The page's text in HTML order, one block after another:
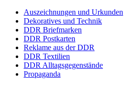
Auszeichnungen und Urkunden
Dekoratives und Technik
DDR Briefmarken
DDR Postkarten
Reklame aus der DDR
DDR Textilien
DDR Alltagsgegenstände
Propaganda